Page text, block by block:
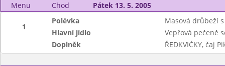
Menu
Chod Pátek 13. 5. 2005
1
Polévka
Masová drůbeží
Hlavní jídlo
Vepřová pečeně
Doplněk
ŘEDKVIĆKY, čaj